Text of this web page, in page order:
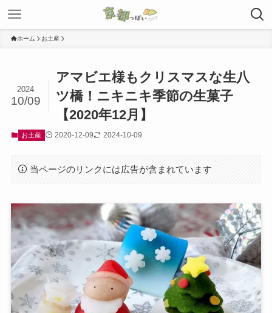
ホーム お土産
アマビエ様もクリスマスな生八
ツ橋！ニキニキ季節の生菓子
【2020年12月】
2024
10/09
お土産 2020-12-09 2024-10-09
当ページのリンクには広告が含まれています